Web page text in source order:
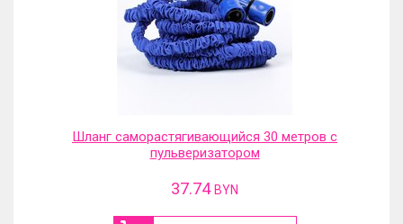
Шланг саморастягивающийся 30 метров с
пульверизатором
37.74 BYN